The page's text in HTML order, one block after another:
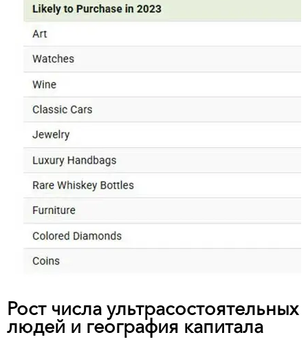
Рост числа ультрасостоятельных
людей и география капитала